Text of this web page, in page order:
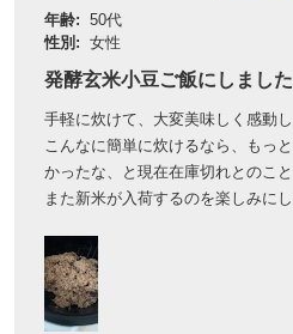
年齢: 50代
性別: 女性
発酵玄米小豆ご飯にしました
手軽に炊けて、大変美味しく感動し
こんなに簡単に炊けるなら、もっ
かったな、と現在在庫切れとのこと
また新米が入荷するのを楽しみにし